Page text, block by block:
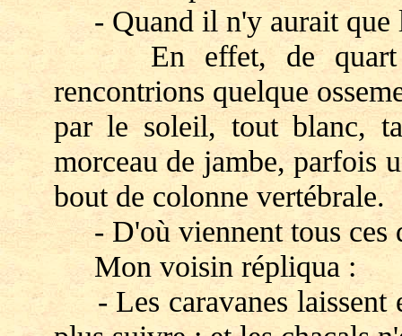
- Quand il n'y aurait que
En effet, de quart
rencontrions quelque
par le soleil, tout blanc,
morceau de jambe, parfois
bout de colonne vertébrale.
- D'où viennent tous ces
Mon voisin répliqua :
- Les caravanes laissent